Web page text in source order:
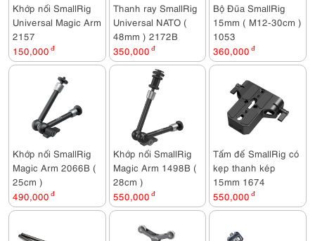
Khớp nối SmallRig
Universal Magic Arm
2157
150,000 đ
Thanh ray SmallRig
Universal NATO (
48mm ) 2172B
350,000 đ
Bộ Đũa SmallRig
15mm ( M12-30cm )
1053
360,000 đ
Khớp nối SmallRig
Magic Arm 2066B (
25cm )
490,000 đ
Khớp nối SmallRig
Magic Arm 1498B (
28cm )
550,000 đ
Tấm đế SmallRig có
kẹp thanh kép
15mm 1674
550,000 đ